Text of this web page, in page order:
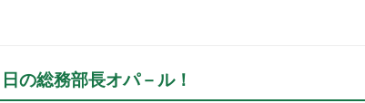
の総務部長オパ－ル！